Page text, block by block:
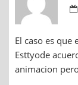
El caso es que
Esttyode
animacion